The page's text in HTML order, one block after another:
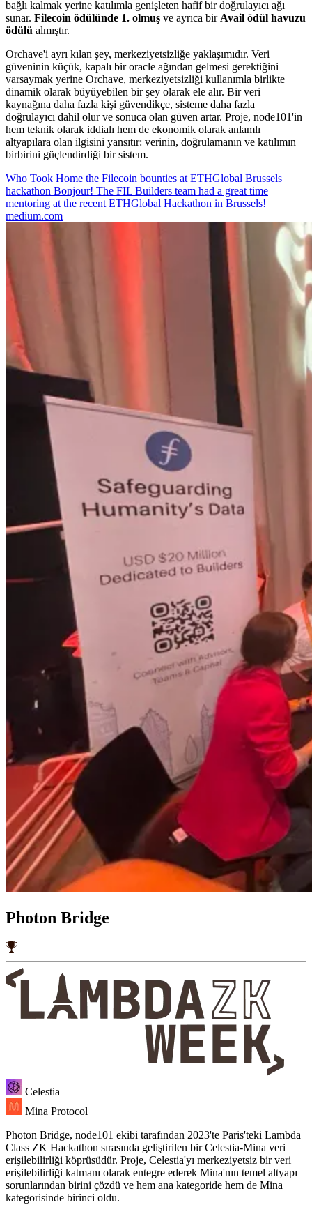
bağlı kalmak yerine katılımla genişleten hafif bir doğrulayıcı ağı
sunar. Filecoin ödülünde 1. olmuş ve ayrıca bir Avail ödül havuzu
ödülü almıştır.
Orchave'i ayrı kılan şey, merkeziyetsizliğe yaklaşımıdır. Veri
güveninin küçük, kapalı bir oracle ağından gelmesi gerektiğini
varsaymak yerine Orchave, merkeziyetsizliği kullanımla birlikte
dinamik olarak büyüyebilen bir şey olarak ele alır. Bir veri
kaynağına daha fazla kişi güvendikçe, sisteme daha fazla
doğrulayıcı dahil olur ve sonuca olan güven artar. Proje, node101'in
hem teknik olarak iddialı hem de ekonomik olarak anlamlı
altyapılara olan ilgisini yansıtır: verinin, doğrulamanın ve katılımın
birbirini güçlendirdiği bir sistem.
Who Took Home the Filecoin bounties at ETHGlobal Brussels
hackathon Bonjour! The FIL Builders team had a great time
mentoring at the recent ETHGlobal Hackathon in Brussels!
medium.com
Photon Bridge
Celestia
Mina Protocol
Photon Bridge, node101 ekibi tarafından 2023'te Paris'teki Lambda
Class ZK Hackathon sırasında geliştirilen bir Celestia-Mina veri
erişilebilirliği köprüsüdür. Proje, Celestia'yı merkeziyetsiz bir veri
erişilebilirliği katmanı olarak entegre ederek Mina'nın temel altyapı
sorunlarından birini çözdü ve hem ana kategoride hem de Mina
kategorisinde birinci oldu.